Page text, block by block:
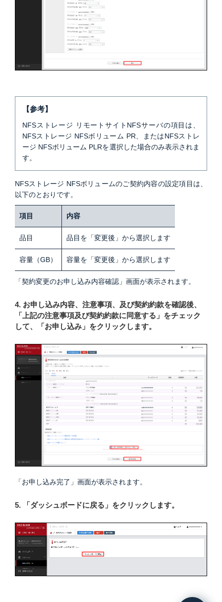
【参考】
NFSストレージ リモートサイトNFSサーバの項目は、
NFSストレージ NFSボリューム PR、またはNFSストレ
ージ NFSボリューム PLRを選択した場合のみ表示されま
す。
NFSストレージ NFSボリュームのご契約内容の設定項目は、
以下のとおりです。
項目 内容
品目 品目を「変更後」から選択します
容量（GB） 容量を「変更後」から選択します
「契約変更のお申し込み内容確認」画面が表示されます。
4. お申し込み内容、注意事項、及び契約約款を確認後、
「上記の注意事項及び契約約款に同意する」をチェック
して、「お申し込み」をクリックします。
「お申し込み完了」画面が表示されます。
5. 「ダッシュボードに戻る」をクリックします。